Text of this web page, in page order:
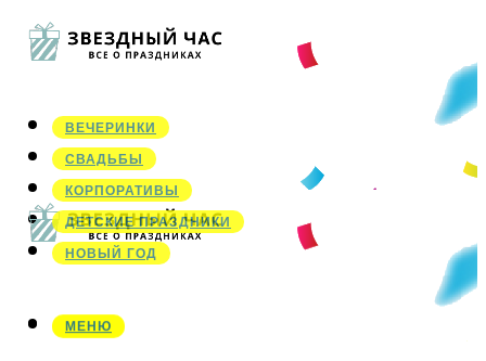
ВЕЧЕРИНКИ
СВАДЬБЫ
КОРПОРАТИВЫ
ДЕТСКИЕ ПРАЗДНИКИ
НОВЫЙ ГОД
МЕНЮ
МЕНЮ